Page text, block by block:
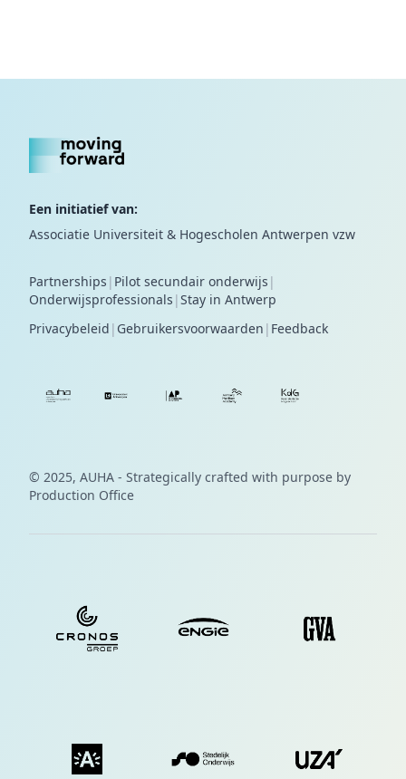
Een initiatief van:
Associatie Universiteit & Hogescholen Antwerpen vzw
Partnerships | Pilot secundair onderwijs |
Onderwijsprofessionals |Stay in Antwerp
Privacybeleid | Gebruikersvoorwaarden | Feedback
© 2025, AUHA - Strategically crafted with purpose by
Production Office